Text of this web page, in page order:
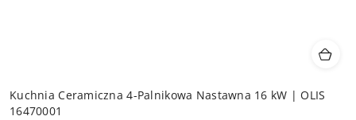
Kuchnia Ceramiczna 4-Palnikowa Nastawna 16 kW | OLIS
16470001